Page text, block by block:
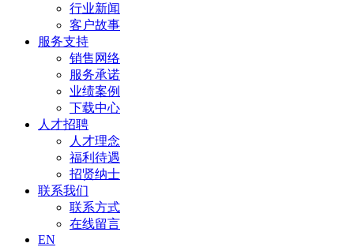
行业新闻
客户故事
服务支持
销售网络
服务承诺
业绩案例
下载中心
人才招聘
人才理念
福利待遇
招贤纳士
联系我们
联系方式
在线留言
EN